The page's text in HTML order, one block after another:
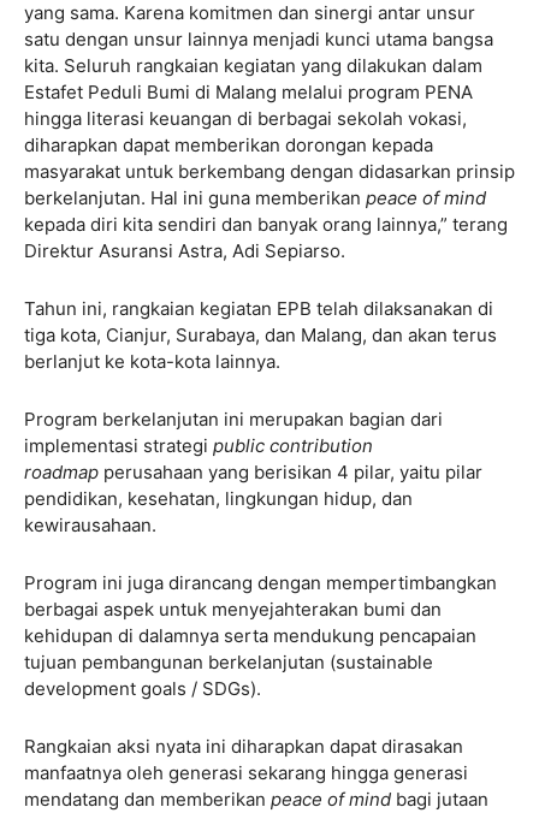
yang sama. Karena komitmen dan sinergi antar unsur
satu dengan unsur lainnya menjadi kunci utama bangsa
kita. Seluruh rangkaian kegiatan yang dilakukan dalam
Estafet Peduli Bumi di Malang melalui program PENA
hingga literasi keuangan di berbagai sekolah vokasi,
diharapkan dapat memberikan dorongan kepada
masyarakat untuk berkembang dengan didasarkan prinsip
berkelanjutan. Hal ini guna memberikan peace of mind
kepada diri kita sendiri dan banyak orang lainnya,” terang
Direktur Asuransi Astra, Adi Sepiarso.
Tahun ini, rangkaian kegiatan EPB telah dilaksanakan di
tiga kota, Cianjur, Surabaya, dan Malang, dan akan terus
berlanjut ke kota-kota lainnya.
Program berkelanjutan ini merupakan bagian dari
implementasi strategi public contribution
roadmap perusahaan yang berisikan 4 pilar, yaitu pilar
pendidikan, kesehatan, lingkungan hidup, dan
kewirausahaan.
Program ini juga dirancang dengan mempertimbangkan
berbagai aspek untuk menyejahterakan bumi dan
kehidupan di dalamnya serta mendukung pencapaian
tujuan pembangunan berkelanjutan (sustainable
development goals / SDGs).
Rangkaian aksi nyata ini diharapkan dapat dirasakan
manfaatnya oleh generasi sekarang hingga generasi
mendatang dan memberikan peace of mind bagi jutaan